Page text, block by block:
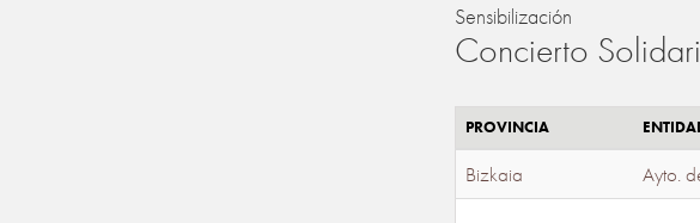
Sensibilización
Concierto
PROVINCIA
Bizkaia Ayto.